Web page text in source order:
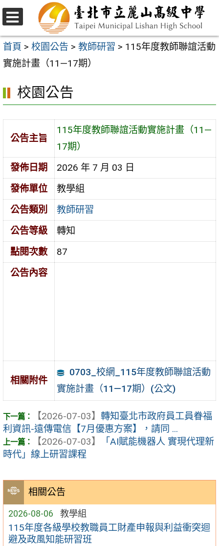
跳
至
主
要
容
區
選
單
首頁 > 校園公告 > 教師研習 > 115年度教師聯誼活動
實施計畫（11—17期）
相關公告
2026-08-06 教學組
115年度各級學校教職員工財產申報與利益衝突迴
避及政風知能研習班
校園公告
公告主旨
115年度教師聯誼活動實施計畫（11—
17期）
發佈日期
2026 年 7 月 03 日
發佈單位
教學組
公告類別
教師研習
公告等級
轉知
點閱次數
87
公告內容
相關附件
0703_校網_115年度教師聯誼活動
實施計畫（11—17期）(公文)
【2026-07-03】 轉知臺北市政府員工員眷福
利資訊-遠傳電信【7月優惠方案】，請同 ...
【2026-07-03】
「AI賦能機器人 實現代理新
時代」線上研習課程